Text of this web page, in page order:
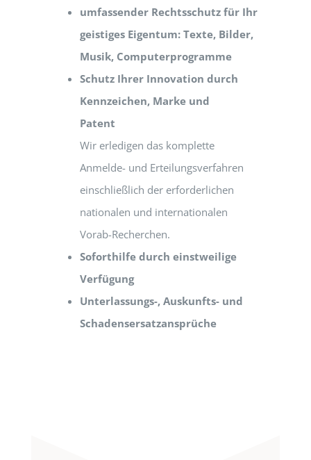
umfassender Rechtsschutz für Ihr
geistiges Eigentum: Texte, Bilder,
Musik, Computerprogramme
Schutz Ihrer Innovation durch
Kennzeichen, Marke und
Patent
Wir erledigen das komplette
Anmelde- und Erteilungsverfahren
einschließlich der erforderlichen
nationalen und internationalen
Vorab-Recherchen.
Soforthilfe durch einstweilige
Verfügung
Unterlassungs-, Auskunfts- und
Schadensersatzansprüche